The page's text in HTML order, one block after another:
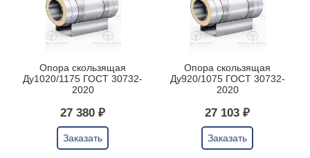
Опора скользящая
Ду1020/1175 ГОСТ 30732-
2020
27 380 ₽
Заказать
Опора скользящая
Ду920/1075 ГОСТ 30732-
2020
27 103 ₽
Заказать